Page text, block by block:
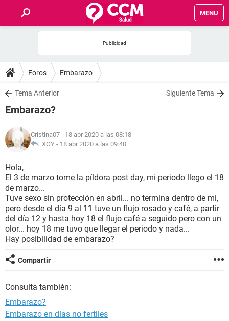
MENU
FOROS
SALUD
NUTRICIÓN
BIENESTAR
SEXUALIDAD
GLOSARIO
Foros Embarazo
Tema Anterior Siguiente Tema
Embarazo?
Cristina07 - 18 abr 2020 a las 08:18
XOY - 18 abr 2020 a las 09:40
Hola,
El 3 de marzo tome la píldora post day, mi periodo llego el 18
de marzo...
Tuve sexo sin protección en abril... no termina dentro de mi,
pero desde el día 9 al 11 tuve un flujo rosado y café, a partir
del día 12 y hasta hoy 18 el flujo café a seguido pero con un
olor... hoy 18 me tuvo que llegar el periodo y nada...
Hay posibilidad de embarazo?
Compartir
Consulta también:
Embarazo?
Embarazo en días no fertiles